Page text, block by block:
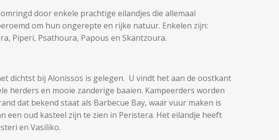
door enkele prachtige eilandjes die allemaal
om hun ongerepte en rijke natuur. Enkelen zijn:
Piperi, Psathoura, Papous en Skantzoura.
dichtst bij Alonissos is gelegen. U vindt het aan de oostkant
herders en mooie zanderige baaien. Kampeerders worden
dat bekend staat als Barbecue Bay, waar vuur maken is
een oud kasteel zijn te zien in Peristera. Het eilandje heeft
en Vasiliko.